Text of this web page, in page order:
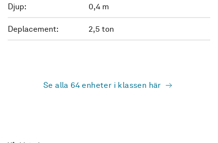
Djup: 0,4 m
Deplacement: 2,5 ton
Se alla 64 enheter i klassen här